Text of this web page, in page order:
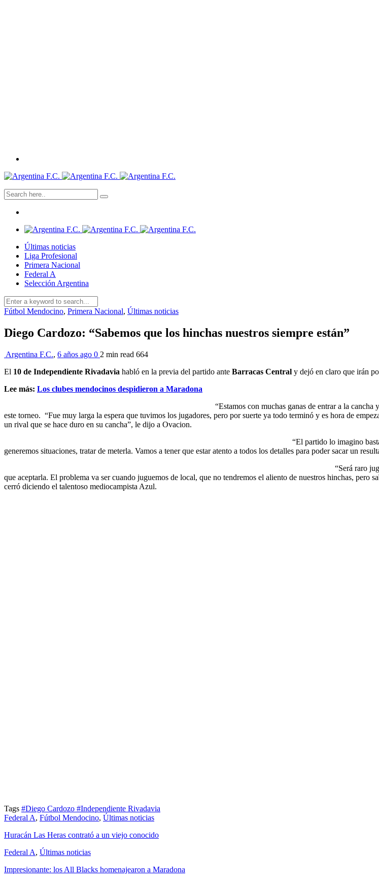
Últimas noticias
Liga Profesional
Primera Nacional
Federal A
Selección Argentina
Fútbol Mendocino, Primera Nacional, Últimas noticias
Diego Cardozo: “Sabemos que los hinchas nuestros siempre están”
Argentina F.C., 6 años ago 0 2 min read 664
El 10 de Independiente Rivadavia habló en la previa del partido ante Barracas Central y dejó en claro que irán
Lee más: Los clubes mendocinos despidieron a Maradona
“Estamos con muchas ganas de entrar a la cancha y jugar este primer
este torneo. “Fue muy larga la espera que tuvimos los jugadores, pero por suerte ya todo terminó y es hora de
un rival que se hace duro en su cancha”, le dijo a Ovacion.
“El partido lo imagino bastante peleado y trabado. Tenemos
generemos situaciones, tratar de meterla. Vamos a tener que estar atento a todos los detalles para poder sacar un
“Será raro jugar sin gente, pero por esta pandemia
que aceptarla. El problema va ser cuando juguemos de local, que no tendremos el aliento de nuestros hinchas, pero
cerró diciendo el talentoso mediocampista Azul.
Tags #Diego Cardozo #Independiente Rivadavia
Federal A, Fútbol Mendocino, Últimas noticias
Huracán Las Heras contrató a un viejo conocido
Federal A, Últimas noticias
Impresionante: los All Blacks homenajearon a Maradona